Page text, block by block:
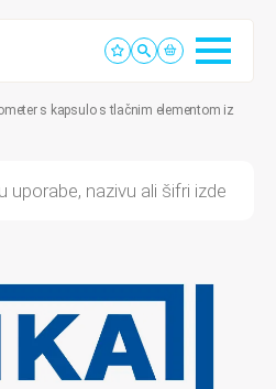
s kapsulo s tlačnim elementom iz